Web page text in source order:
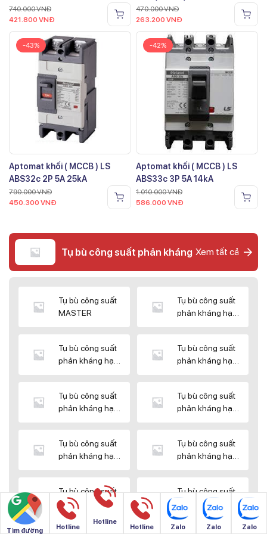
740.000VNĐ
421.800 VNĐ
470.000VNĐ
263.200 VNĐ
-43%
Aptomat khối ( MCCB ) LS
ABS32c 2P 5A 25kA
790.000VNĐ
450.300 VNĐ
-42%
Aptomat khối ( MCCB ) LS
ABS33c 3P 5A 14kA
1.010.000VNĐ
586.000 VNĐ
Tụ bù công suất phản kháng Xem tất cả
Tụ bù công suất
MASTER
Tụ bù công suất
phản kháng hạ
Tụ bù công suất
phản kháng hạ
Tụ bù công suất
phản kháng hạ
Tụ bù công suất
phản kháng hạ
Tụ bù công suất
phản kháng hạ
Tụ bù công suất
phản kháng hạ
Tụ bù công suất
phản kháng hạ
Tụ bù công suất
phản kháng hạ
thế SHIZUKI
Tụ bù công suất
phản kháng hạ
thế SINO
Tìm đường Hotline
Hotline
Hotline Zalo Zalo Zalo